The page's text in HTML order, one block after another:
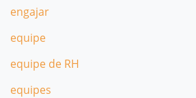
engajar
equipe
equipe de RH
equipes